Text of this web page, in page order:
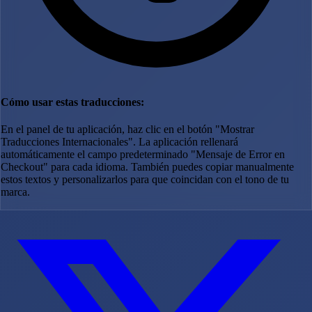
Cómo usar estas traducciones:
En el panel de tu aplicación, haz clic en el botón "Mostrar
Traducciones Internacionales". La aplicación rellenará
automáticamente el campo predeterminado "Mensaje de Error en
Checkout" para cada idioma. También puedes copiar manualmente
estos textos y personalizarlos para que coincidan con el tono de tu
marca.